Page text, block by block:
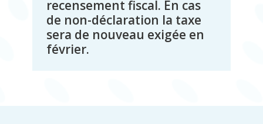
recensement fiscal. En cas
de non-déclaration la taxe
sera de nouveau exigée en
février.